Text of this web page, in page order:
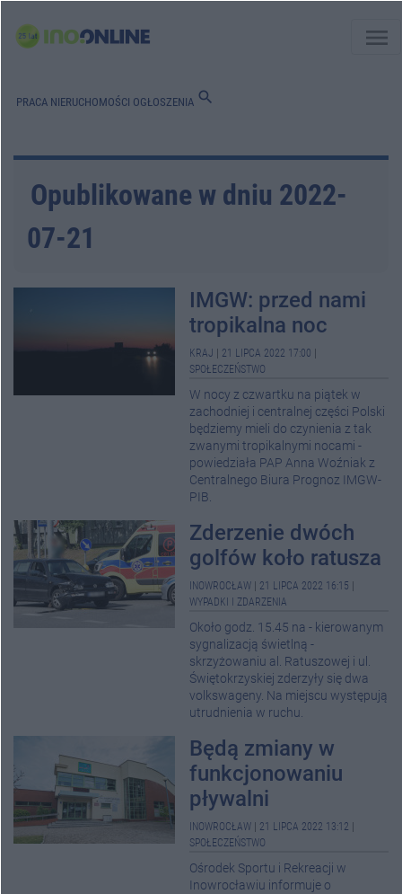
menu
PRACA NIERUCHOMOŚCI OGŁOSZENIA search
Opublikowane w dniu 2022-
07-21
IMGW: przed nami
tropikalna noc
KRAJ 21 LIPCA 2022 17:00
SPOŁECZEŃSTWO
W nocy z czwartku na piątek w
zachodniej i centralnej części Polski
będziemy mieli do czynienia z tak
zwanymi tropikalnymi nocami -
powiedziała PAP Anna Woźniak z
Centralnego Biura Prognoz IMGW-
PIB.
Zderzenie dwóch
golfów koło ratusza
INOWROCŁAW 21 LIPCA 2022 16:15
WYPADKI I ZDARZENIA
Około godz. 15.45 na - kierowanym
sygnalizacją świetlną -
skrzyżowaniu al. Ratuszowej i ul.
Świętokrzyskiej zderzyły się dwa
volkswageny. Na miejscu występują
utrudnienia w ruchu.
Będą zmiany w
funkcjonowaniu
pływalni
INOWROCŁAW 21 LIPCA 2022 13:12
SPOŁECZEŃSTWO
Ośrodek Sportu i Rekreacji w
Inowrocławiu informuje o